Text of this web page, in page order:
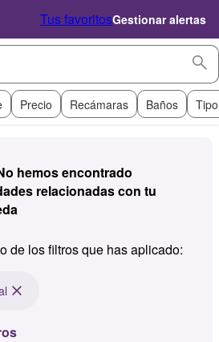
Tus favoritosGestionar alertas
Precio Recámaras Baños
hemos encontrado
relacionadas con tu
de los filtros que has aplicado: